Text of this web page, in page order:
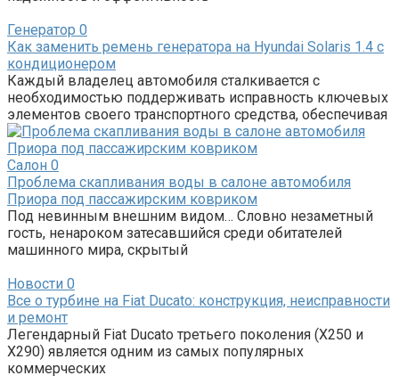
Генератор 0
Как заменить ремень генератора на Hyundai Solaris 1.4 с
кондиционером
Каждый владелец автомобиля сталкивается с
необходимостью поддерживать исправность ключевых
элементов своего транспортного средства, обеспечивая
Салон 0
Проблема скапливания воды в салоне автомобиля
Приора под пассажирским ковриком
Под невинным внешним видом… Словно незаметный
гость, ненароком затесавшийся среди обитателей
машинного мира, скрытый
Новости 0
Все о турбине на Fiat Ducato: конструкция, неисправности
и ремонт
Легендарный Fiat Ducato третьего поколения (X250 и
X290) является одним из самых популярных
коммерческих